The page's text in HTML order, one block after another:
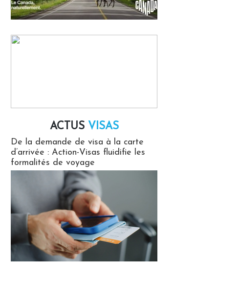
ACTUS VISAS
De la demande de visa à la carte
d’arrivée : Action-Visas fluidifie les
formalités de voyage